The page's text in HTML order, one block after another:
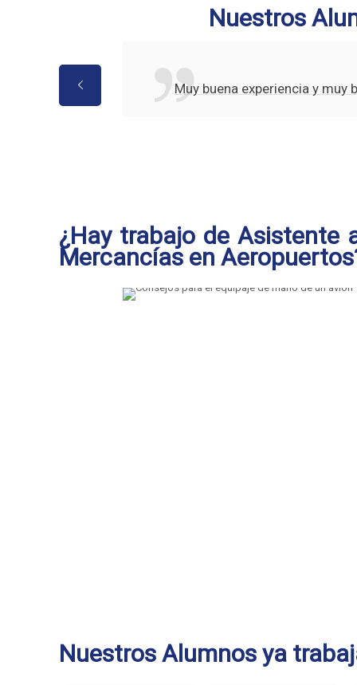
Nuestros
Muy buena experiencia y muy
¿Hay trabajo de Asistente
Mercancías en
Nuestros Alumnos ya